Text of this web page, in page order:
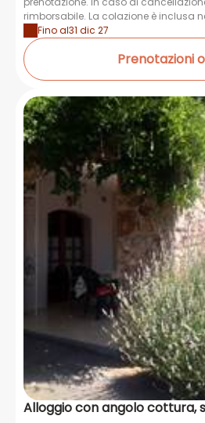
rimborsabile. La colazione è inclusa
Fino al31 dic 27
Prenotazioni
Alloggio con angolo cottura,